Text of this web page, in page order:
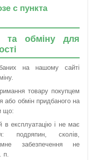
с пункта
та обміну для
на нашому сайті
товару покупцем
або обмін придбаного на
що:
в експлуатацію і не має
подряпин, сколів,
забезпечення не
п.